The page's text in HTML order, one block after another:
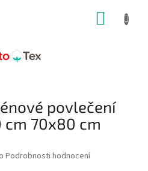
povlečení
cm 70x80 cm
Podrobnosti hodnocení